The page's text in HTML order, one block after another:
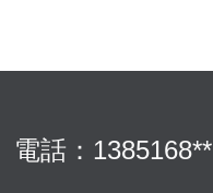
電話：1385168**